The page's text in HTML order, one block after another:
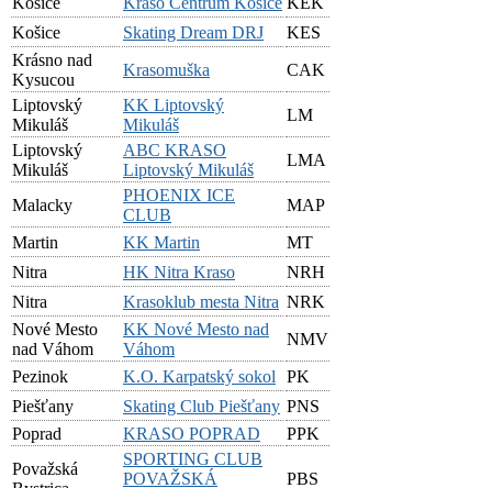
Košice
Skating Dream DRJ
KES
Krásno nad
Kysucou
Krasomuška
CAK
Liptovský
Mikuláš
KK Liptovský
Mikuláš
LM
Liptovský
Mikuláš
ABC KRASO
Liptovský Mikuláš
LMA
Malacky
PHOENIX ICE
CLUB
MAP
Martin
KK Martin
MT
Nitra
HK Nitra Kraso
NRH
Nitra
Krasoklub mesta Nitra NRK
Nové Mesto
nad Váhom
KK Nové Mesto nad
Váhom
NMV
Pezinok
K.O. Karpatský sokol
PK
Piešťany
Skating Club Piešťany PNS
Poprad
KRASO POPRAD
PPK
Považská
SPORTING CLUB
POVAŽSKÁ
PBS